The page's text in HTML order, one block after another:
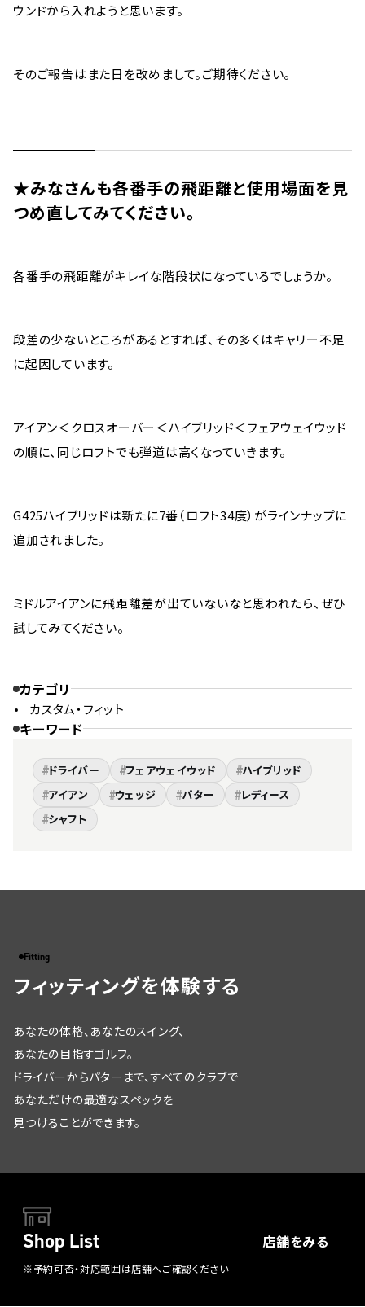
ウンドから入れようと思います。
そのご報告はまた日を改めまして。ご期待ください。
★みなさんも各番手の飛距離と使用場面を見
つめ直してみてください。
各番手の飛距離がキレイな階段状になっているでしょうか。
段差の少ないところがあるとすれば、その多くはキャリー不足
に起因しています。
アイアン＜クロスオーバー＜ハイブリッド＜フェアウェイウッド
の順に、同じロフトでも弾道は高くなっていきます。
G425ハイブリッドは新たに7番（ロフト34度）がラインナップに
追加されました。
ミドルアイアンに飛距離差が出ていないなと思われたら、ぜひ
試してみてください。
カテゴリ
カスタム・フィット
キーワード
#ドライバー #フェアウェイウッド #ハイブリッド
#アイアン #ウェッジ #パター #レディース
#シャフト
Fitting
フィッティングを体験する
あなたの体格、あなたのスイング、
あなたの目指すゴルフ。
ドライバーからパターまで、すべてのクラブで
あなただけの最適なスペックを
見つけることができます。
Shop List 店舗をみる
※予約可否・対応範囲は店舗へご確認ください